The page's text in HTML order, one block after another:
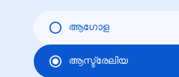
ആഗോള
ആസ്ട്രേലിയ